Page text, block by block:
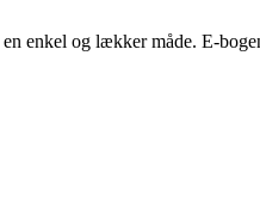
enkel og lækker måde. E-